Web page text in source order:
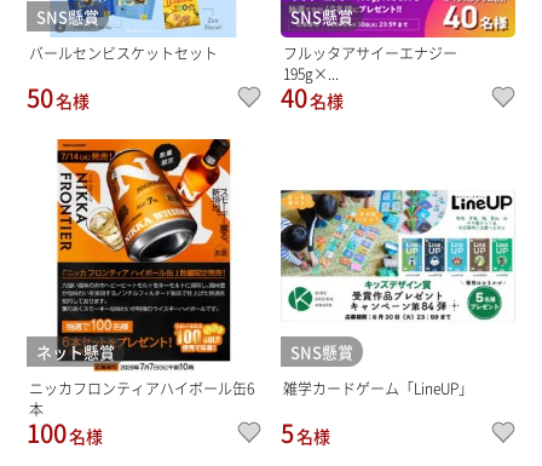
SNS懸賞
バールセンビスケットセット
50名様
SNS懸賞
フルッタアサイーエナジー
195g×...
40名様
ネット懸賞
ニッカフロンティアハイボール缶6
本
100名様
SNS懸賞
雑学カードゲーム「LineUP」
5名様